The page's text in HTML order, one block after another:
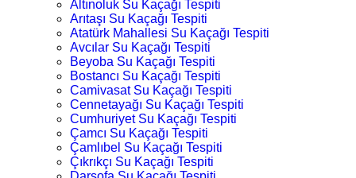
Altınoluk Su Kaçağı Tespiti
Arıtaşı Su Kaçağı Tespiti
Atatürk Mahallesi Su Kaçağı Tespiti
Avcılar Su Kaçağı Tespiti
Beyoba Su Kaçağı Tespiti
Bostancı Su Kaçağı Tespiti
Camivasat Su Kaçağı Tespiti
Cennetayağı Su Kaçağı Tespiti
Cumhuriyet Su Kaçağı Tespiti
Çamcı Su Kaçağı Tespiti
Çamlıbel Su Kaçağı Tespiti
Çıkrıkçı Su Kaçağı Tespiti